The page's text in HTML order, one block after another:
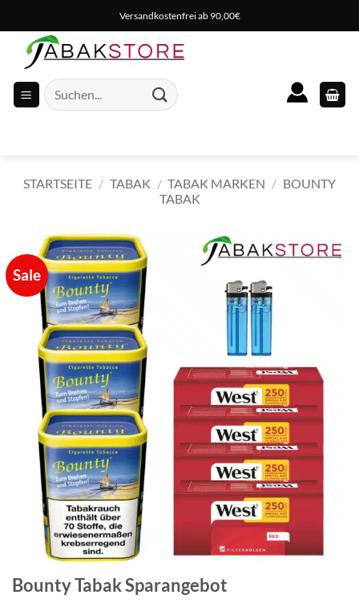
Inhalt
springen
Versandkostenfrei ab 90,00€
Suche
nach:
STARTSEITE / TABAK / TABAK MARKEN / BOUNTY
TABAK
Sale
Bounty Tabak Sparangebot